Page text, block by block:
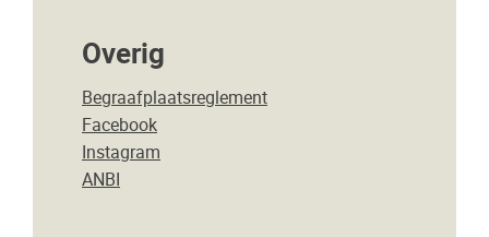
Overig
Begraafplaatsreglement
Facebook
Instagram
ANBI